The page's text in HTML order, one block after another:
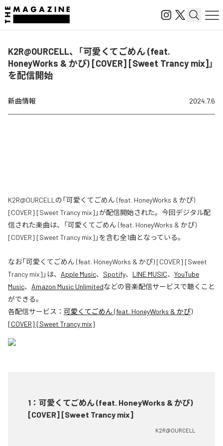
K2R@OURCELL、「可愛くてごめん (feat.
HoneyWorks & かぴ) [COVER] [Sweet Trancy mix]」
を配信開始
新曲情報 2024.7.6
K2R@OURCELLの「可愛くてごめん (feat. HoneyWorks & かぴ)
[COVER] [Sweet Trancy mix]」が配信開始された。今回デジタル配
信された楽曲は、「可愛くてごめん (feat. HoneyWorks & かぴ)
[COVER] [Sweet Trancy mix]」を含む全1曲となっている。
なお「可愛くてごめん (feat. HoneyWorks & かぴ) [COVER] [Sweet
Trancy mix] 」は、 Apple Music、 Spotify、 LINE MUSIC、 YouTube
Music、 Amazon Music Unlimitedなどの音楽配信サービスで聴くこと
ができる。
各配信サービス： 可愛くてごめん (feat. HoneyWorks & かぴ)
[COVER] [Sweet Trancy mix]
1 ： 可愛くてごめん (feat. HoneyWorks & かぴ)
[COVER] [Sweet Trancy mix]
K2R@OURCELL